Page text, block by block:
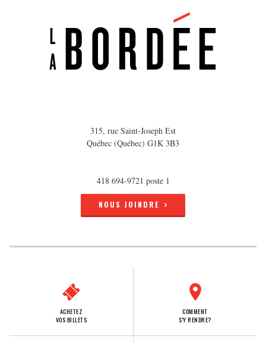
315, rue Saint-Joseph Est
Québec (Québec) G1K 3B3
418 694-9721 poste 1
NOUS JOINDRE
ACHETEZ
VOS BILLETS
COMMENT
S'Y RENDRE?